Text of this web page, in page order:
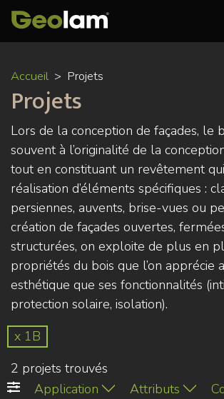
Accueil Projets
Projets
Lors de la conception de façades, le
souvent à l’originalité de la
tout en constituant un revêtement
réalisation d’éléments spécifiques :
persiennes, auvents, brise-vues ou
création de façades ouvertes,
structurées, on exploite de plus en
propriétés du bois que l’on apprécie
esthétique que ses fonctionnalités
protection solaire, isolation).
x 1B
2 projets trouvés
Application
Attributs